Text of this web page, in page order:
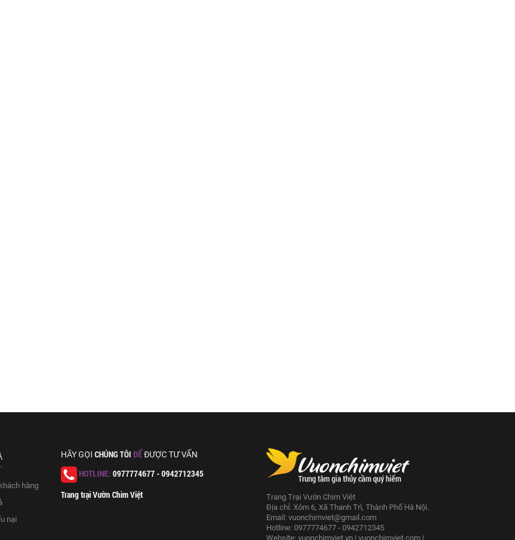
hàng
nại
HÃY GỌI CHÚNG TÔI ĐỂĐƯỢC TƯ VẤN
HOTLINE: 0977774677 - 0942712345
Trang trại Vườn Chim Việt
Trang Trại Vườn Chim Việt
Địa chỉ: Xóm 6, Xã Thanh Trì, Thành Phố Hà Nội.
Email: vuonchimviet@gmail.com
Hotline: 0977774677 - 0942712345
Website: vuonchimviet.vn| vuonchimviet.com|